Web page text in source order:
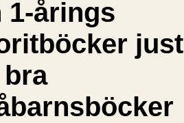
1-årings
just